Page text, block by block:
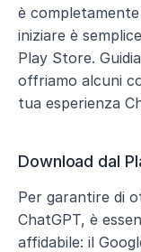
è
iniziare è
Play Store.
offriamo alcuni
tua esperienza
Download dal
Per garantire di
ChatGPT, è
affidabile: il